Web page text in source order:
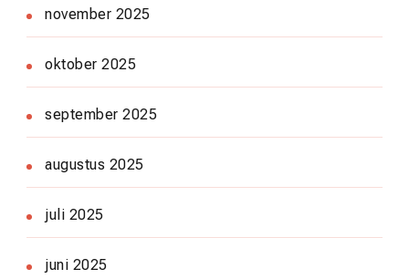
november 2025
oktober 2025
september 2025
augustus 2025
juli 2025
juni 2025